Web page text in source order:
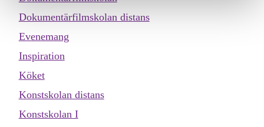
Dokumentärfilmskolan distans
Evenemang
Inspiration
Köket
Konstskolan distans
Konstskolan I